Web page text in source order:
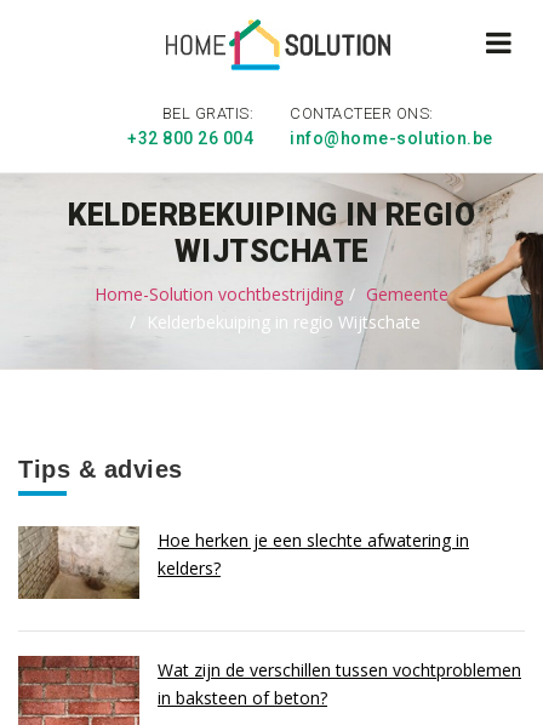
BEL GRATIS:
+32 800 26 004
CONTACTEER ONS:
info@home-solution.be
KELDERBEKUIPING IN REGIO
WIJTSCHATE
Home-Solution vochtbestrijding
Gemeente
Kelderbekuiping in regio Wijtschate
Tips & advies
Hoe herken je een slechte afwatering in
kelders?
Wat zijn de verschillen tussen vochtproblemen
in baksteen of beton?